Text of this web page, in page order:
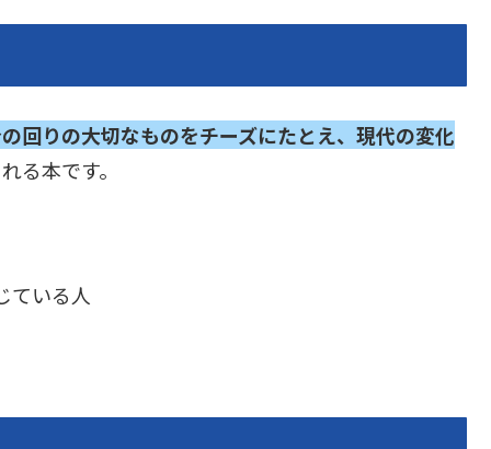
回りの大切なものをチーズにたとえ、現代の変化
る本です。
ている人